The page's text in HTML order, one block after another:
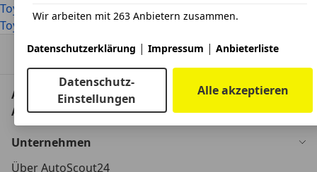
Toyota Land Cruiser
Toyota Yaris Cross
Nach Oben
AutoScout24: Europaweit der größte Online-
Automarkt.
Unternehmen
Über AutoScout24
Wir arbeiten mit 263 Anbietern zusammen.
Datenschutzerklärung | Impressum | Anbieterliste
Datenschutz-
Einstellungen
Alle akzeptieren